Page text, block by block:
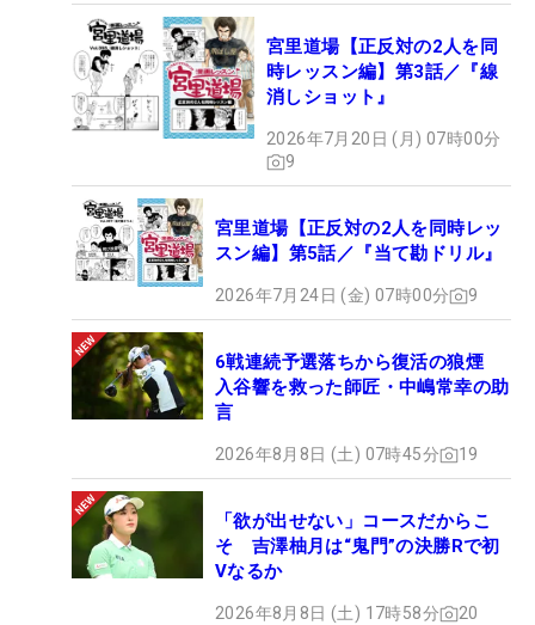
宮里道場【正反対の2人を同
時レッスン編】第3話／『線
消しショット』
2026年7月20日 (月) 07時00分
9
宮里道場【正反対の2人を同時レッ
スン編】第5話／『当て勘ドリル』
2026年7月24日 (金) 07時00分 9
6戦連続予選落ちから復活の狼煙
入谷響を救った師匠・中嶋常幸の助
言
2026年8月8日 (土) 07時45分 19
「欲が出せない」コースだからこ
そ 吉澤柚月は“鬼門”の決勝Rで初
Vなるか
2026年8月8日 (土) 17時58分 20